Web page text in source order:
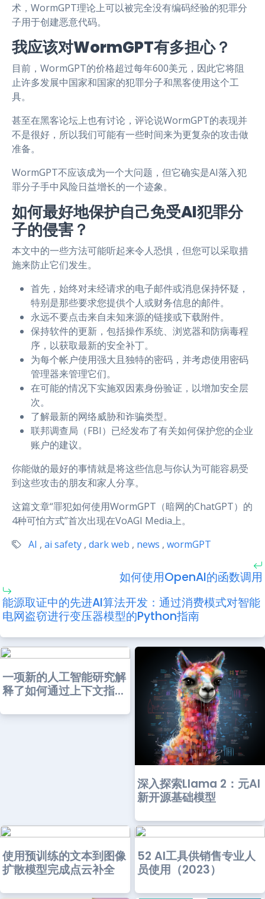
术，WormGPT理论上可以被完全没有编码经验的犯罪分
子用于创建恶意代码。
我应该对WormGPT有多担心？
目前，WormGPT的价格超过每年600美元，因此它将阻
止许多发展中国家和国家的犯罪分子和黑客使用这个工
具。
甚至在黑客论坛上也有讨论，评论说WormGPT的表现并
不是很好，所以我们可能有一些时间来为更复杂的攻击做
准备。
WormGPT不应该成为一个大问题，但它确实是AI落入犯
罪分子手中风险日益增长的一个迹象。
如何最好地保护自己免受AI犯罪分
子的侵害？
本文中的一些方法可能听起来令人恐惧，但您可以采取措
施来防止它们发生。
首先，始终对未经请求的电子邮件或消息保持怀疑，
特别是那些要求您提供个人或财务信息的邮件。
永远不要点击来自未知来源的链接或下载附件。
保持软件的更新，包括操作系统、浏览器和防病毒程
序，以获取最新的安全补丁。
为每个帐户使用强大且独特的密码，并考虑使用密码
管理器来管理它们。
在可能的情况下实施双因素身份验证，以增加安全层
次。
了解最新的网络威胁和诈骗类型。
联邦调查局（FBI）已经发布了有关如何保护您的企业
账户的建议。
你能做的最好的事情就是将这些信息与你认为可能容易受
到这些攻击的朋友和家人分享。
这篇文章“罪犯如何使用WormGPT（暗网的ChatGPT）的
4种可怕方式”首次出现在VoAGI Media上。
AI , ai safety , dark web , news , wormGPT
如何使用OpenAI的函数调用
能源取证中的先进AI算法开发：通过消费模式对智能
电网盗窃进行变压器模型的Python指南
一项新的人工智能研究解
释了如何通过上下文指...
深入探索Llama 2：元AI
新开源基础模型
使用预训练的文本到图像
扩散模型完成点云补全
52 AI工具供销售专业人
员使用（2023）